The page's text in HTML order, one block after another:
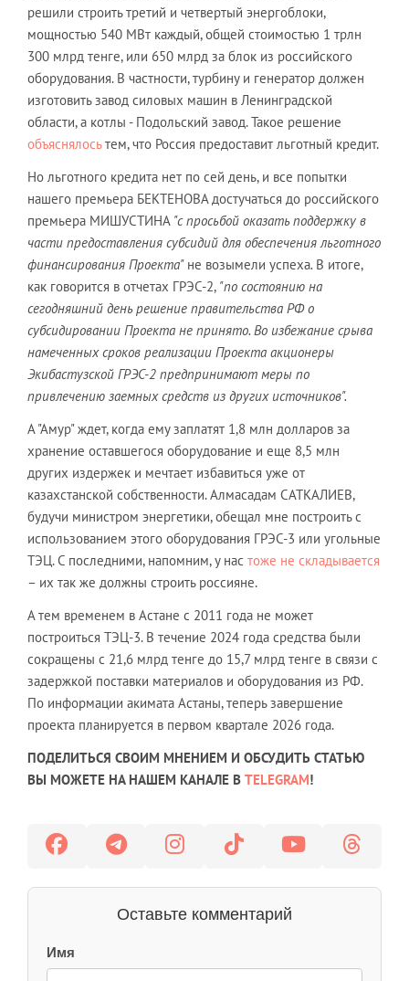
решили строить третий и четвертый энергоблоки,
мощностью 540 МВт каждый, общей стоимостью 1 трлн
300 млрд тенге, или 650 млрд за блок из российского
оборудования. В частности, турбину и генератор должен
изготовить завод силовых машин в Ленинградской
области, а котлы - Подольский завод. Такое решение
объяснялосьтем, что Россия предоставит льготный кредит.
Но льготного кредита нет по сей день, и все попытки
нашего премьера БЕКТЕНОВА достучаться до российского
премьера МИШУСТИНА "с просьбой оказать поддержку в
части предоставления субсидий для обеспечения льготного
финансирования Проекта" не возымели успеха. В итоге,
как говорится в отчетах ГРЭС-2, "по состоянию на
сегодняшний день решение правительства РФ о
субсидировании Проекта не принято. Во избежание срыва
намеченных сроков реализации Проекта акционеры
Экибастузской ГРЭС-2 предпринимают меры по
привлечению заемных средств из других источников".
А "Амур" ждет, когда ему заплатят 1,8 млн долларов за
хранение оставшегося оборудование и еще 8,5 млн
других издержек и мечтает избавиться уже от
казахстанской собственности. Алмасадам САТКАЛИЕВ,
будучи министром энергетики, обещал мне построить с
использованием этого оборудования ГРЭС-3 или угольные
ТЭЦ. С последними, напомним, у нас тоже не складывается
– их так же должны строить россияне.
А тем временем в Астане с 2011 года не может
построиться ТЭЦ-3. В течение 2024 года средства были
сокращены с 21,6 млрд тенге до 15,7 млрд тенге в связи с
задержкой поставки материалов и оборудования из РФ.
По информации акимата Астаны, теперь завершение
проекта планируется в первом квартале 2026 года.
ПОДЕЛИТЬСЯ СВОИМ МНЕНИЕМ И ОБСУДИТЬ СТАТЬЮ
ВЫ МОЖЕТЕ НА НАШЕМ КАНАЛЕ В TELEGRAM!
Оставьте комментарий
Имя